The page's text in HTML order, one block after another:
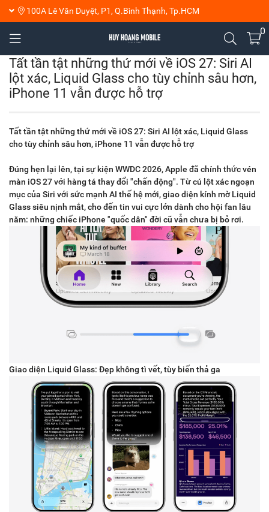
100A Lê Văn Duyệt, P1, Q.Bình Thạnh, Tp.HCM
0
Tất tần tật những thứ mới về iOS 27: Siri AI
lột xác, Liquid Glass cho tùy chỉnh sâu hơn,
iPhone 11 vẫn được hỗ trợ
Tất tần tật những thứ mới về iOS 27: Siri AI lột xác, Liquid Glass
cho tùy chỉnh sâu hơn, iPhone 11 vẫn được hỗ trợ
Đúng hẹn lại lên, tại sự kiện WWDC 2026, Apple đã chính thức vén
màn iOS 27 với hàng tá thay đổi "chấn động". Từ cú lột xác ngoạn
mục của Siri với sức mạnh AI thế hệ mới, giao diện kính mờ Liquid
Glass siêu nịnh mắt, cho đến tin vui cực lớn dành cho hội fan lâu
năm: những chiếc iPhone "quốc dân" đời cũ vẫn chưa bị bỏ rơi.
Giao diện Liquid Glass: Đẹp không tì vết, tùy biến thả ga